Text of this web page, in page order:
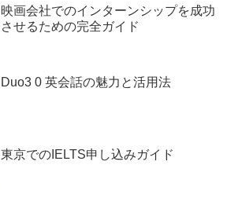
映画会社でのインターンシップを成功
させるための完全ガイド
Duo3 0 英会話の魅力と活用法
東京でのIELTS申し込みガイド